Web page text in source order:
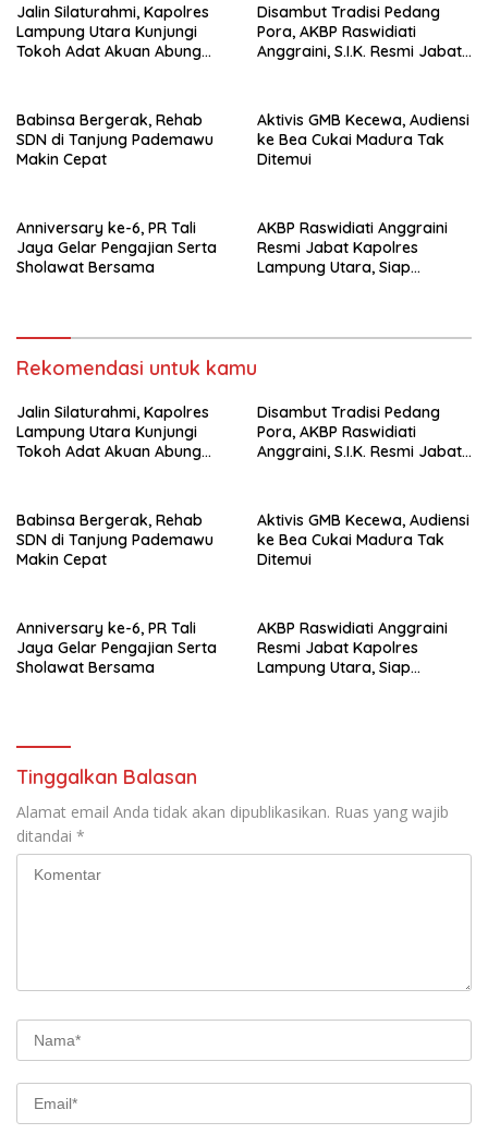
Jalin Silaturahmi, Kapolres
Lampung Utara Kunjungi
Tokoh Adat Akuan Abung
Disambut Tradisi Pedang
Pora, AKBP Raswidiati
Anggraini, S.I.K. Resmi Jabat
Babinsa Bergerak, Rehab
SDN di Tanjung Pademawu
Makin Cepat
Aktivis GMB Kecewa, Audiensi
ke Bea Cukai Madura Tak
Ditemui
Anniversary ke-6, PR Tali
Jaya Gelar Pengajian Serta
Sholawat Bersama
AKBP Raswidiati Anggraini
Resmi Jabat Kapolres
Lampung Utara, Siap
Rekomendasi untuk kamu
Jalin Silaturahmi, Kapolres
Lampung Utara Kunjungi
Tokoh Adat Akuan Abung
Disambut Tradisi Pedang
Pora, AKBP Raswidiati
Anggraini, S.I.K. Resmi Jabat
Babinsa Bergerak, Rehab
SDN di Tanjung Pademawu
Makin Cepat
Aktivis GMB Kecewa, Audiensi
ke Bea Cukai Madura Tak
Ditemui
Anniversary ke-6, PR Tali
Jaya Gelar Pengajian Serta
Sholawat Bersama
AKBP Raswidiati Anggraini
Resmi Jabat Kapolres
Lampung Utara, Siap
Tinggalkan Balasan
Alamat email Anda tidak akan dipublikasikan. Ruas yang wajib
ditandai *